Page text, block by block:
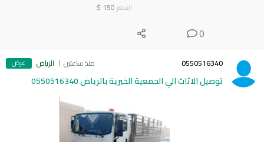
السعر 150
$
0
0550516340 منذ ساعتين الرياض عرض
توصيل الاثاث الي الجمعية الخيرية بالرياض 0550516340